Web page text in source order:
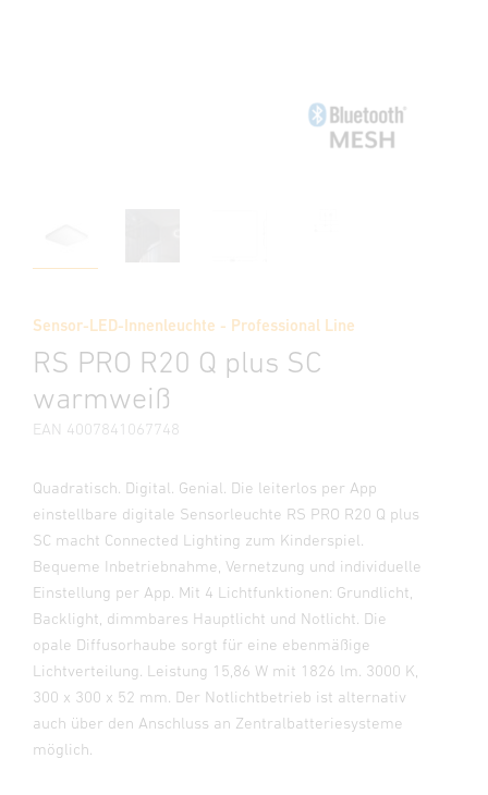
Sensor-LED-Innenleuchte - Professional Line
RS PRO R20 Q plus SC
warmweiß
EAN 4007841067748
Quadratisch. Digital. Genial. Die leiterlos per App
einstellbare digitale Sensorleuchte RS PRO R20 Q plus
SC macht Connected Lighting zum Kinderspiel.
Bequeme Inbetriebnahme, Vernetzung und individuelle
Einstellung per App. Mit 4 Lichtfunktionen: Grundlicht,
Backlight, dimmbares Hauptlicht und Notlicht. Die
opale Diffusorhaube sorgt für eine ebenmäßige
Lichtverteilung. Leistung 15,86 W mit 1826 lm. 3000 K,
300 x 300 x 52 mm. Der Notlichtbetrieb ist alternativ
auch über den Anschluss an Zentralbatteriesysteme
möglich.